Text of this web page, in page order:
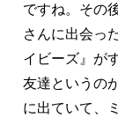
ですね。その
さんに出会っ
イビーズ』が
友達というの
に出ていて、